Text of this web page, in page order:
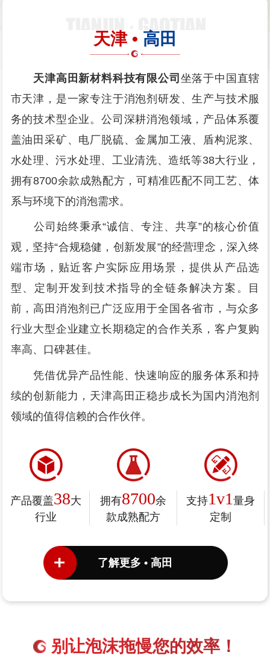
天津 • 高田
天津高田新材料科技有限公司 坐落于中国直辖
市天津，是一家专注于消泡剂研发、生产与技术服
务的技术型企业。公司深耕消泡领域，产品体系覆
盖油田采矿、电厂脱硫、金属加工液、盾构泥浆、
水处理、污水处理、工业清洗、造纸等38大行业，
拥有8700余款成熟配方，可精准匹配不同工艺、体
系与环境下的消泡需求。
公司始终秉承“诚信、专注、共享”的核心价值
观，坚持“合规稳健，创新发展”的经营理念，深入终
端市场，贴近客户实际应用场景，提供从产品选
型、定制开发到技术指导的全链条解决方案。目
前，高田消泡剂已广泛应用于全国各省市，与众多
行业大型企业建立长期稳定的合作关系，客户复购
率高、口碑甚佳。
凭借优异产品性能、快速响应的服务体系和持
续的创新能力，天津高田正稳步成长为国内消泡剂
领域的值得信赖的合作伙伴。
产品覆盖38大
行业
拥有8700余
款成熟配方
支持1v1 量身
定制
了解更多 • 高田
别让泡沫拖慢您的效率！